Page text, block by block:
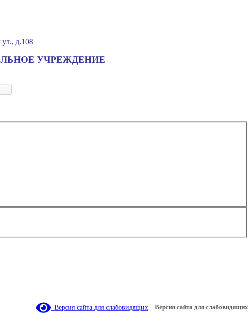
ул., д.108
УЧРЕЖДЕНИЕ
Версия сайта для слабовидящих Версия сайта для слабовидящих